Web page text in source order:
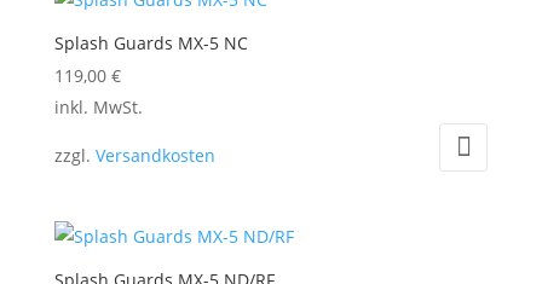
Splash Guards MX-5 NC
119,00 €
Dieses
weist
Varianten
inkl. MwSt.
zzgl. Versandkosten